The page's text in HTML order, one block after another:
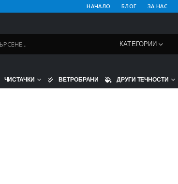
НАЧАЛО БЛОГ ЗА НАС
КАТЕГОРИИ
ЧИСТАЧКИ ВЕТРОБРАНИ ДРУГИ ТЕЧНОСТИ